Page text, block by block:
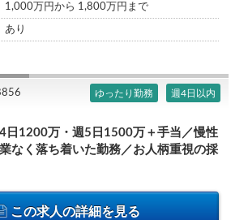
1,000万円から 1,800万円まで
あり
ゆったり勤務 週4日以内
日1200万・週5日1500万＋手当／慢性
なく落ち着いた勤務／お人柄重視の採
この求人の詳細を見る